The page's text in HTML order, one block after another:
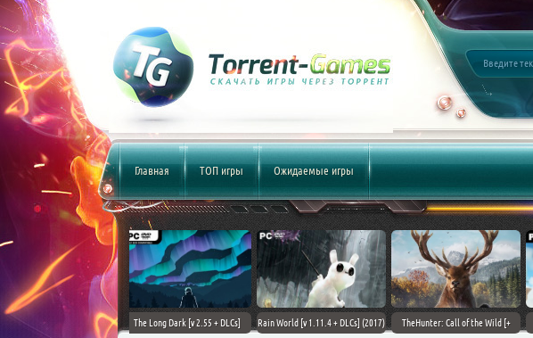
Главная ТОП игры Ожидаемые игры
World [v 1.11.4 + DLCs] (2017)
TheHunter: Call of the Wild [+
Downward: Enhanced Edition
Field of Glory II [+ DLCs] (2017) PC |